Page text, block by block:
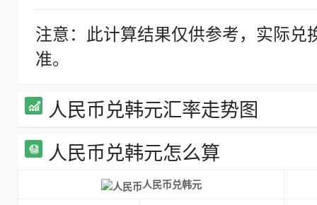
注意：此计算结果仅供参考，实际
准。
人民币兑韩元汇率走势图
人民币兑韩元怎么算
人民币兑韩元